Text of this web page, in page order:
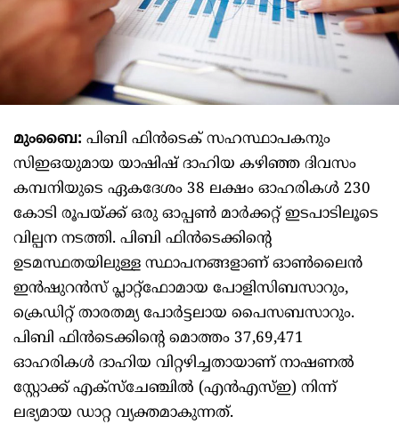
മുംബൈ: പിബി ഫിൻടെക് സഹസ്ഥാപകനും
സിഇഒയുമായ യാഷിഷ് ദാഹിയ കഴിഞ്ഞ ദിവസം
കമ്പനിയുടെ ഏകദേശം 38 ലക്ഷം ഓഹരികൾ 230
കോടി രൂപയ്ക്ക് ഒരു ഓപ്പൺ മാർക്കറ്റ് ഇടപാടിലൂടെ
വില്പന നടത്തി. പിബി ഫിൻടെക്കിന്റെ
ഉടമസ്ഥതയിലുള്ള സ്ഥാപനങ്ങളാണ് ഓൺലൈൻ
ഇൻഷുറൻസ് പ്ലാറ്റ്ഫോമായ പോളിസിബസാറും,
ക്രെഡിറ്റ് താരതമ്യ പോർട്ടലായ പൈസബസാറും.
പിബി ഫിൻ‌ടെക്കിന്റെ മൊത്തം 37,69,471
ഓഹരികൾ ദാഹിയ വിറ്റഴിച്ചതായാണ് നാഷണൽ
സ്റ്റോക്ക് എക്‌സ്‌ചേഞ്ചിൽ (എൻഎസ്‌ഇ) നിന്ന്
ലഭ്യമായ ഡാറ്റ വ്യക്തമാകുന്നത്.